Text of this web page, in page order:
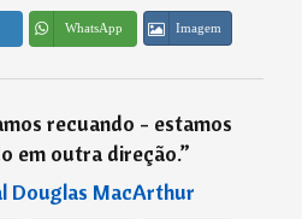
WhatsApp Imagem
recuando - estamos
em outra direção.”
Douglas MacArthur